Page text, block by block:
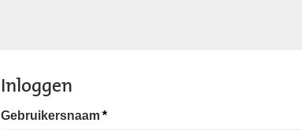
Inloggen
Gebruikersnaam *